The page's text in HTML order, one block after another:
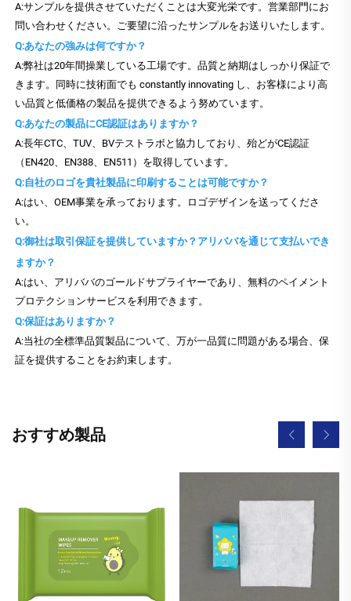
A:サンプルを提供させていただくことは大変光栄です。営業部門にお
問い合わせください。ご要望に沿ったサンプルをお送りいたします。
Q:あなたの強みは何ですか？
A:弊社は20年間操業している工場です。品質と納期はしっかり保証で
きます。同時に技術面でも constantly innovating し、お客様により高
い品質と低価格の製品を提供できるよう努めています。
Q:あなたの製品にCE認証はありますか？
A:長年CTC、TUV、BVテストラボと協力しており、殆どがCE認証
（EN420、EN388、EN511）を取得しています。
Q:自社のロゴを貴社製品に印刷することは可能ですか？
A:はい、OEM事業を承っております。ロゴデザインを送ってくださ
い。
Q:御社は取引保証を提供していますか？アリババを通じて支払いでき
ますか？
A:はい、アリババのゴールドサプライヤーであり、無料のペイメント
プロテクションサービスを利用できます。
Q:保証はありますか？
A:当社の全標準品質製品について、万が一品質に問題がある場合、保
証を提供することをお約束します。
おすすめ製品